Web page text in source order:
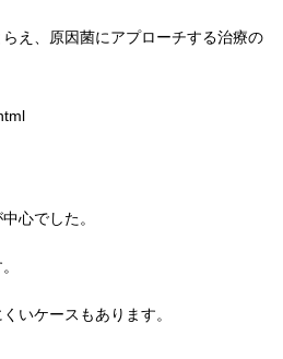
え、原因菌にアプローチする治療の
心でした。
いケースもあります。